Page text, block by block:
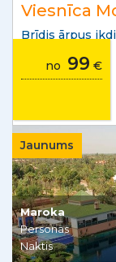
Viesnīca
Brīdis ārpus
no 99 €
Jaunums
Maroka
Personas
Naktis